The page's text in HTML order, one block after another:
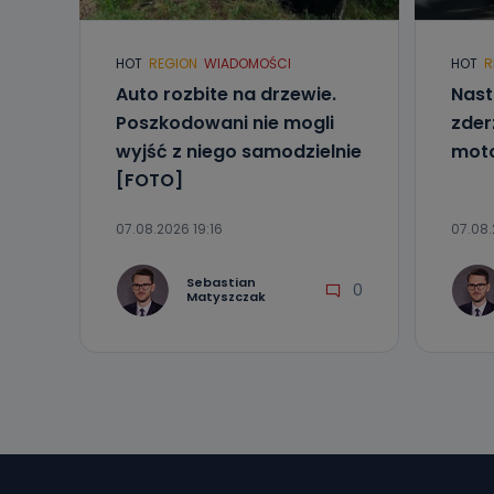
19 nie
Co
Po
Telewizji
19 dostępu
ich
sprzeciwu
Jakie
Jak
HOT REGION WIADOMOŚCI
Auto rozbite na drzewie.
Poszkodowani nie mogli
wyjść z niego samodzielnie
[FOTO]
07.08.2026 19:16
Sebastian
Matyszczak
0
HOT